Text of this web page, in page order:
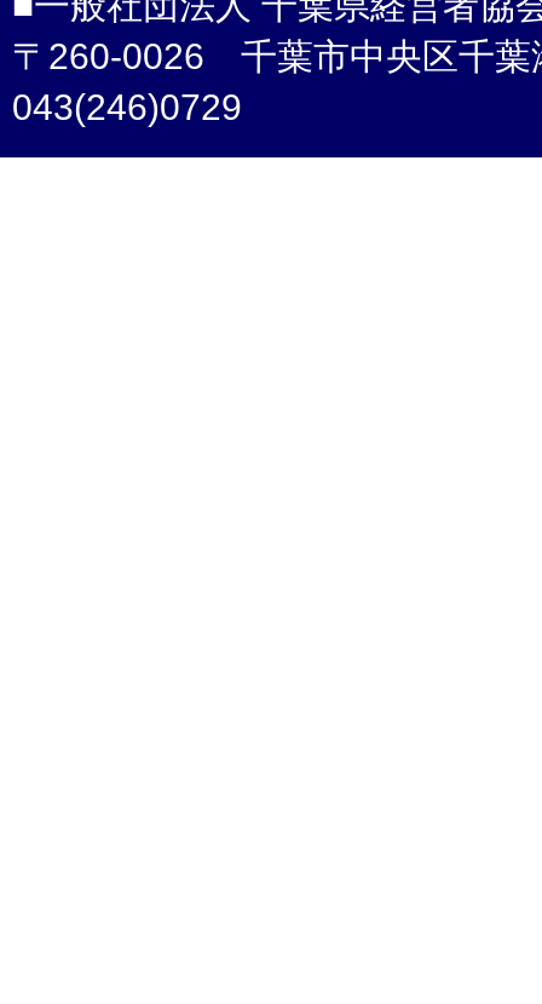
〒260-0026 千葉市中央区千葉
043(246)0729